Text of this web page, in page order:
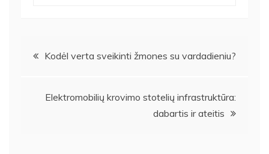
Navigacija
Kodėl verta sveikinti žmones su vardadieniu?
Elektromobilių krovimo stotelių infrastruktūra:
dabartis ir ateitis